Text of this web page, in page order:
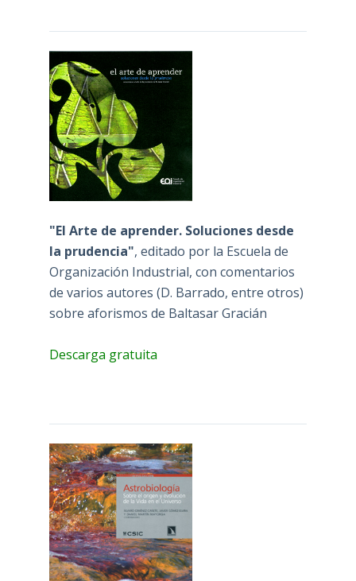
"El Arte de aprender. Soluciones desde
la prudencia", editado por la Escuela de
Organización Industrial, con comentarios
de varios autores (D. Barrado, entre otros)
sobre aforismos de Baltasar Gracián
Descarga gratuita
"Astrobiología. Sobre el origen y